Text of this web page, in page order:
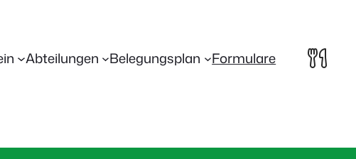
Abteilungen Belegungsplan Formulare